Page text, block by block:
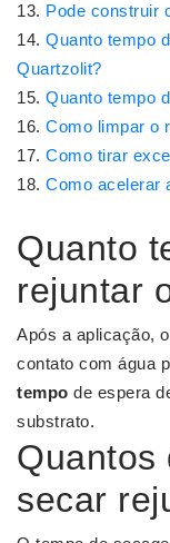
Pode construir
Quanto tempo
Quartzolit?
Quanto tempo
Como limpar o
Como tirar
Como acelerar
Quanto
rejuntar
Após a aplicação,
contato com água
tempo de espera
substrato.
Quantos
secar